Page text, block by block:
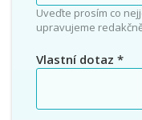
Uveďte prosím co
upravujeme
Vlastní dotaz *